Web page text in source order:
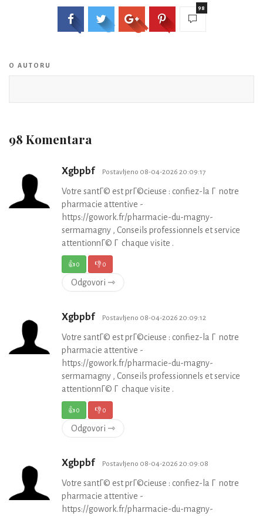
98
O AUTORU
98 Komentara
Xgbpbf Postavljeno 08-04-2026 20:09:17
Votre santГ© est prГ©cieuse : confiez-la Г notre
pharmacie attentive -
https://gowork.fr/pharmacie-du-magny-
sermamagny , Conseils professionnels et service
attentionnГ© Г chaque visite .
👍0 👎0
Odgovori ⇾
Xgbpbf Postavljeno 08-04-2026 20:09:12
Votre santГ© est prГ©cieuse : confiez-la Г notre
pharmacie attentive -
https://gowork.fr/pharmacie-du-magny-
sermamagny , Conseils professionnels et service
attentionnГ© Г chaque visite .
👍0 👎0
Odgovori ⇾
Xgbpbf Postavljeno 08-04-2026 20:09:08
Votre santГ© est prГ©cieuse : confiez-la Г notre
pharmacie attentive -
https://gowork.fr/pharmacie-du-magny-